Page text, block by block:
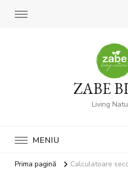
ZABE
Living
MENIU
Prima pagină Calculatoare